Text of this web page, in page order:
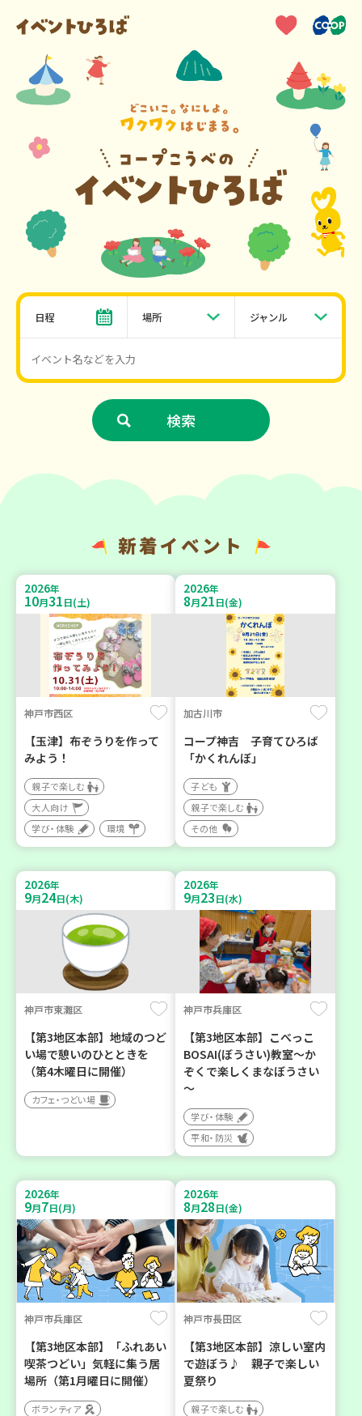
日程 場所 ジャンル
新着イベント
2026年
10月31日(土)
神戸市西区
【玉津】布ぞうりを作って
みよう！
親子で楽しむ
大人向け
学び・体験
環境
2026年
8月21日(金)
加古川市
コープ神吉 子育てひろば
「かくれんぼ」
子ども
親子で楽しむ
その他
2026年
9月24日(木)
神戸市東灘区
【第3地区本部】地域のつど
い場で憩いのひとときを
（第4木曜日に開催）
カフェ・つどい場
2026年
9月23日(水)
神戸市兵庫区
【第3地区本部】こべっこ
BOSAI(ぼうさい)教室～か
ぞくで楽しくまなぼうさい
～
学び・体験
平和・防災
2026年
9月7日(月)
神戸市兵庫区
【第3地区本部】「ふれあい
喫茶つどい」気軽に集う居
場所（第1月曜日に開催）
ボランティア
2026年
8月28日(金)
神戸市長田区
【第3地区本部】涼しい室内
で遊ぼう♪ 親子で楽しい
夏祭り
親子で楽しむ